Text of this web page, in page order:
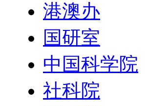
港澳办
国研室
中国科学院
社科院